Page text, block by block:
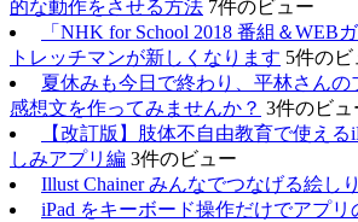
的な動作をさせる方法 7件のビュー
「NHK for School 2018 番組＆WEB
トレッチマンが新しくなります 5件のビ
夏休みも今日で終わり、平林さん
感想文を作ってみませんか？ 3件のビュ
【改訂版】肢体不自由教育で使える
しみアプリ編 3件のビュー
Illust Chainer みんなでつなげる絵し
iPad をキーボード操作だけでアプ